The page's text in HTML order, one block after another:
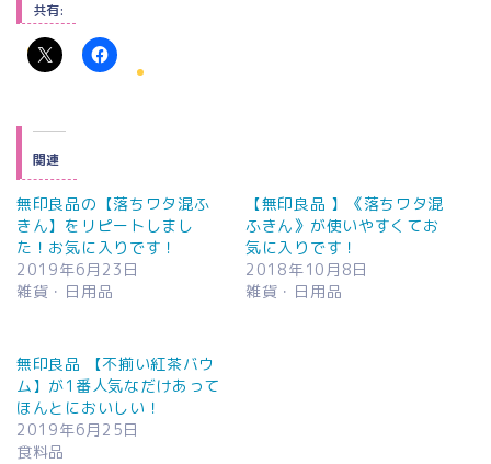
共有:
関連
無印良品の【落ちワタ混ふ
きん】をリピートしまし
た！お気に入りです！
2019年6月23日
雑貨・日用品
【無印良品 】《落ちワタ混
ふきん》が使いやすくてお
気に入りです！
2018年10月8日
雑貨・日用品
無印良品 【不揃い紅茶バウ
ム】が1番人気なだけあって
ほんとにおいしい！
2019年6月25日
食料品